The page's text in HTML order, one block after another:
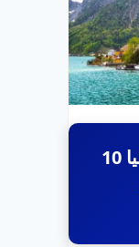
برنامج سياحي إيطاليا 10